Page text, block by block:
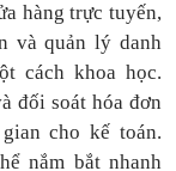
hàng trực tuyến,
và quản lý danh
cách khoa học.
đối soát hóa đơn
cho kế toán.
nắm bắt nhanh